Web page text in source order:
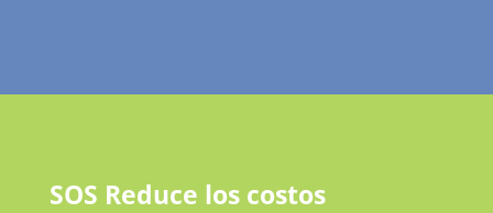
SOS Reduce los costos